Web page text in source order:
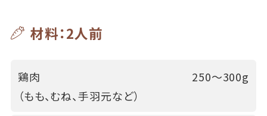
材料：2人前
鶏肉
（もも、むね、手羽元など）
250～300g